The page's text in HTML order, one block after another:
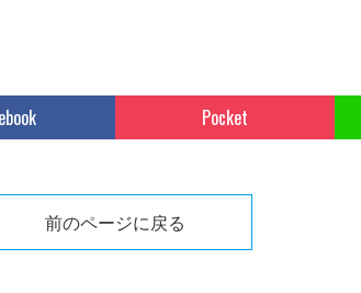
Pocket
前のページに戻る